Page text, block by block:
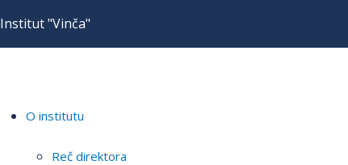
Institut "Vinča"
O institutu
Reč direktora